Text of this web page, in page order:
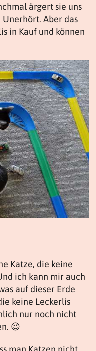
ärgert sie uns
Unerhört. Aber das
in Kauf und können
Katze, die keine
ich kann mir auch
auf dieser Erde
keine Leckerlis
nur noch nicht
😉
man Katzen nicht